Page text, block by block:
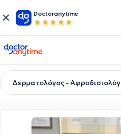
Doctoranytime
doctoranytime
Δερματολόγος -